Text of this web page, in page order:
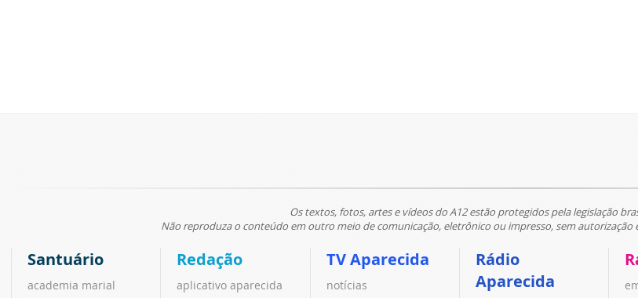
Os textos, fotos, artes e vídeos do A12 estão protegidos pela legislação
Não reproduza o conteúdo em outro meio de comunicação, eletrônico ou impresso, sem autorização
Santuário
academia marial
Redação
aplicativo aparecida
TV Aparecida
notícias
Rádio
Aparecida